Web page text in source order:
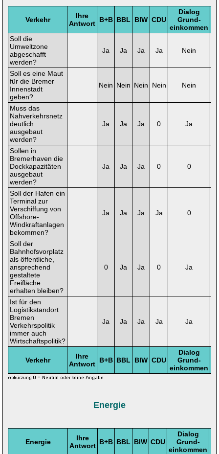
Verkehr
Ihre
Antwort B+B BBL BIW CDU
Dialog
Grund-
einkommen
Soll die
Umweltzone
abgeschafft
werden?
Ja Ja Ja Ja Nein
Soll es eine Maut
für die Bremer
Innenstadt
geben?
Nein Nein Nein Nein Nein
Muss das
Nahverkehrsnetz
deutlich
ausgebaut
werden?
Ja Ja Ja 0 Ja
Sollen in
Bremerhaven die
Dockkapazitäten
ausgebaut
werden?
Ja Ja Ja 0 0
Soll der Hafen ein
Terminal zur
Verschiffung von
Offshore-
Windkraftanlagen
bekommen?
Ja Ja Ja Ja 0
Soll der
Bahnhofsvorplatz
als öffentliche,
ansprechend
gestaltete
Freifläche
erhalten bleiben?
0 Ja Ja 0 Ja
Ist für den
Logistikstandort
Bremen
Verkehrspolitik
immer auch
Wirtschaftspolitik?
Ja Ja Ja Ja Ja
Verkehr
Ihre
Antwort B+B BBL BIW CDU
Dialog
Grund-
einkommen
Energie
Energie
Ihre
Antwort B+B BBL BIW CDU
Dialog
Grund-
einkommen